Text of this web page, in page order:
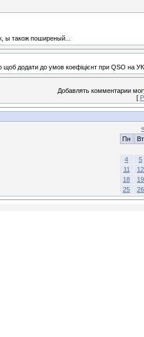
ы також поширеный...
додати до умов коефіцієнт при QSO на
Добавлять комментарии
[
«
Пн
Вт
4
5
11
12
18
19
25
26